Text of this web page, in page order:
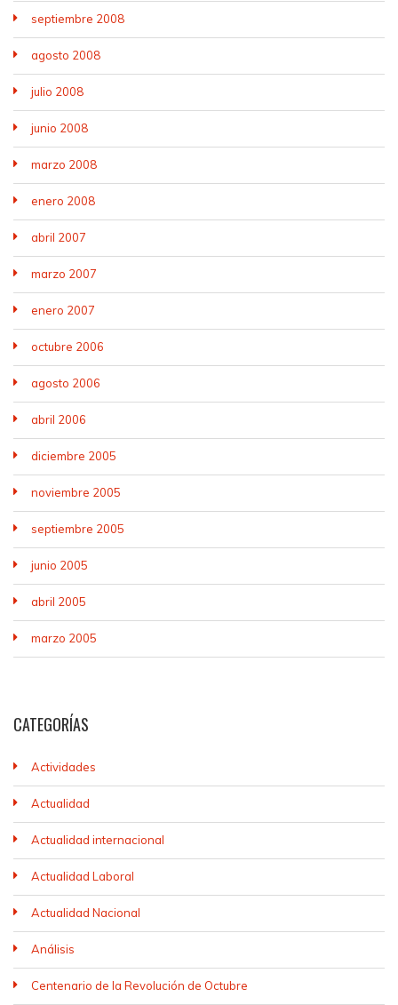
septiembre 2008
agosto 2008
julio 2008
junio 2008
marzo 2008
enero 2008
abril 2007
marzo 2007
enero 2007
octubre 2006
agosto 2006
abril 2006
diciembre 2005
noviembre 2005
septiembre 2005
junio 2005
abril 2005
marzo 2005
CATEGORÍAS
Actividades
Actualidad
Actualidad internacional
Actualidad Laboral
Actualidad Nacional
Análisis
Centenario de la Revolución de Octubre